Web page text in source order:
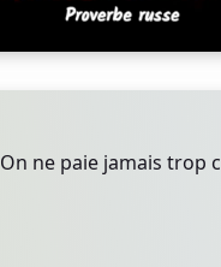
On ne paie jamais trop